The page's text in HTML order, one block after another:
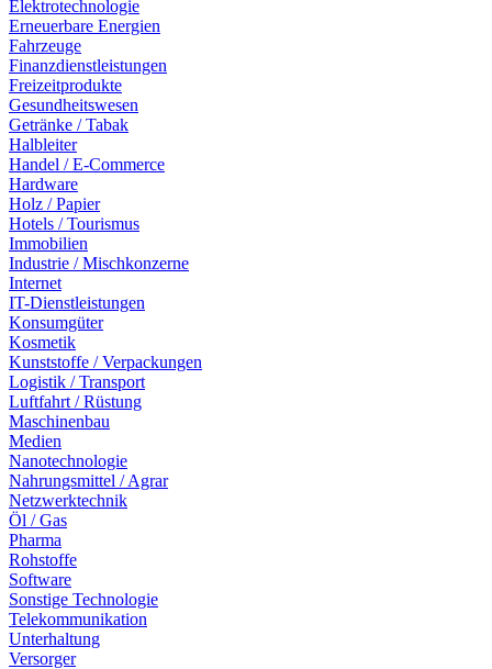
Elektrotechnologie
Erneuerbare Energien
Fahrzeuge
Finanzdienstleistungen
Freizeitprodukte
Gesundheitswesen
Getränke / Tabak
Halbleiter
Handel / E-Commerce
Hardware
Holz / Papier
Hotels / Tourismus
Immobilien
Industrie / Mischkonzerne
Internet
IT-Dienstleistungen
Konsumgüter
Kosmetik
Kunststoffe / Verpackungen
Logistik / Transport
Luftfahrt / Rüstung
Maschinenbau
Medien
Nanotechnologie
Nahrungsmittel / Agrar
Netzwerktechnik
Öl / Gas
Pharma
Rohstoffe
Software
Sonstige Technologie
Telekommunikation
Unterhaltung
Versorger